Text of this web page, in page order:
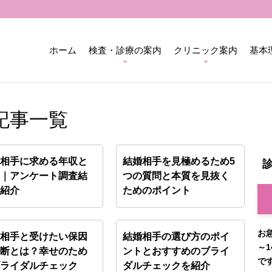
ホーム 検査・診療の案内 クリニック案内 基本
事一覧
手に求める年収と
アンケート調査結
介
結婚相手を見極めるため5
つの質問と本質を見抜く
ためのポイント
手と受けたい保因
とは？幸せのため
イダルチェック
結婚相手の選び方のポイ
ントとおすすめのブライ
ダルチェックを紹介
お
～
で